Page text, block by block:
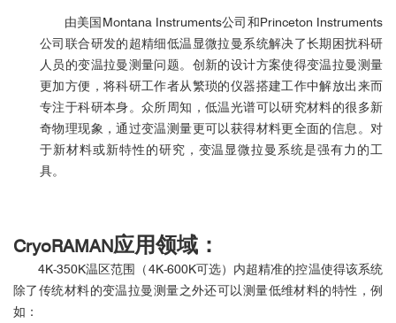
由美国Montana Instruments公司和Princeton Instruments
公司联合研发的超精细低温显微拉曼系统解决了长期困扰科研
人员的变温拉曼测量问题。创新的设计方案使得变温拉曼测量
更加方便，将科研工作者从繁琐的仪器搭建工作中解放出来而
专注于科研本身。众所周知，低温光谱可以研究材料的很多新
奇物理现象，通过变温测量更可以获得材料更全面的信息。对
于新材料或新特性的研究，变温显微拉曼系统是强有力的工
具。
CryoRAMAN应用领域：
4K-350K温区范围（4K-600K可选）内超精准的控温使得该系统
除了传统材料的变温拉曼测量之外还可以测量低维材料的特性，例
如：